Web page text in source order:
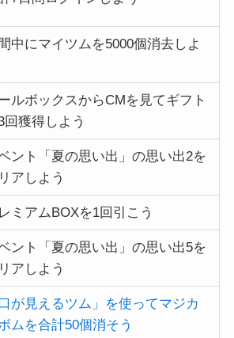
中にマイツムを5000個消去しよ
ルボックスからCMを見てギフト
回獲得しよう
ント「夏の思い出」の思い出2を
アしよう
ミアムBOXを1回引こう
ント「夏の思い出」の思い出5を
アしよう
口が見えるツム」を使ってマジカ
ムを合計50個消そう